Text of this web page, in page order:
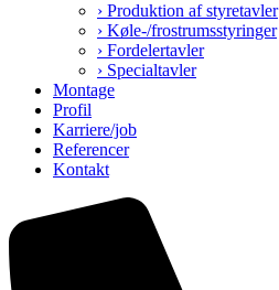
› Produktion af styretavler
› Køle-/frostrumsstyringer
› Fordelertavler
› Specialtavler
Montage
Profil
Karriere/job
Referencer
Kontakt